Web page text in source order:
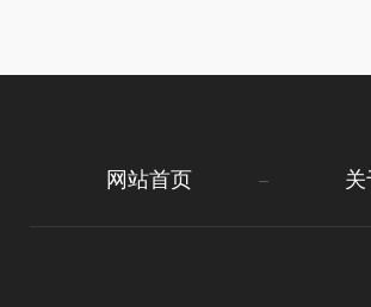
网站首页 关